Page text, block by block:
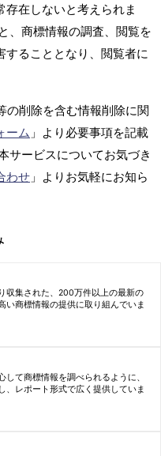
在しないと考えられま
、商標情報の調査、閲覧を
することとなり、閲覧者に
の削除を含む情報削除に関
ーム 」より必要事項を記載
サービスについてお気づき
わせ 」よりお気軽にお知ら
収集された、200万件以上の最新の
い商標情報の提供に取り組んでいま
して商標情報を調べられるように、
、レポート形式で広く提供していま